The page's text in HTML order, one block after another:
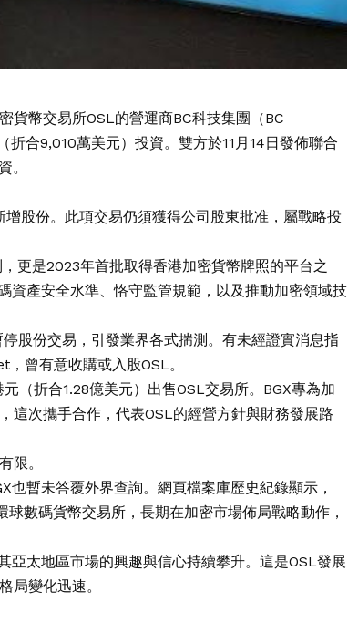
貨幣交易所OSL的營運商BC科技集團（BC
合9,010萬美元）投資。雙方於11月14日發佈聯合
。
增股份。此項交易仍須獲得公司股東批准，屬戰略投
更是2023年首批取得香港加密貨幣牌照的平台之
資產安全水準、恪守監管規範，以及推動加密領域技
股份交易，引發業界各式揣測。有未經證實消息指
曾有意收購或入股OSL。
（折合1.28億美元）出售OSL交易所。BGX專為加
這次攜手合作，代表OSL的經營方針與財務發展路
限。
也暫未答覆外界查詢。網頁檔案庫歷史紀錄顯示，
數碼貨幣交易所，長期在加密市場佈局戰略動作，
亞太地區市場的興趣與信心持續攀升。這是OSL發展
局變化迅速。